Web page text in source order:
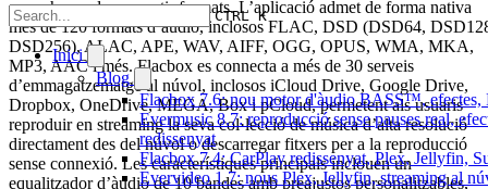
CTRL K
Inici
Blog
Flacbox 7.6: nou motor d'àudio BASS™, efectes,
Evermusic 8.7: reproducció sense pauses real,
redissenyat
Flacbox 7.4: CarPlay redissenyat, Plex, Jellyfin,
Evervideo 1.7: nous Plex, Jellyfin, streaming al
sense haver de convertir formats. L’aplicació admet de forma nativa
més de 120 formats d’àudio, inclosos FLAC, DSD (DSD64,
DSD256), ALAC, APE, WAV, AIFF, OGG, OPUS, WMA, MKA,
MP3, AAC i més. Flacbox es connecta a més de 30 serveis
d’emmagatzematge al núvol, inclosos iCloud Drive, Google Drive,
Dropbox, OneDrive, MEGA, Box i pCloud, permetent als usuaris
reproduir en streaming la seva col·lecció de música d’alta resolució
directament des del núvol o descarregar fitxers per a la reproducció
sense connexió. Les característiques principals inclouen un
equalitzador d’àudio de 10 bandes amb preajustos personalitzables,